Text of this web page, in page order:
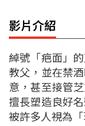
影片介紹
綽號「疤面」
教父，並在禁
意，甚至接管
擅長塑造良好
被許多人視為